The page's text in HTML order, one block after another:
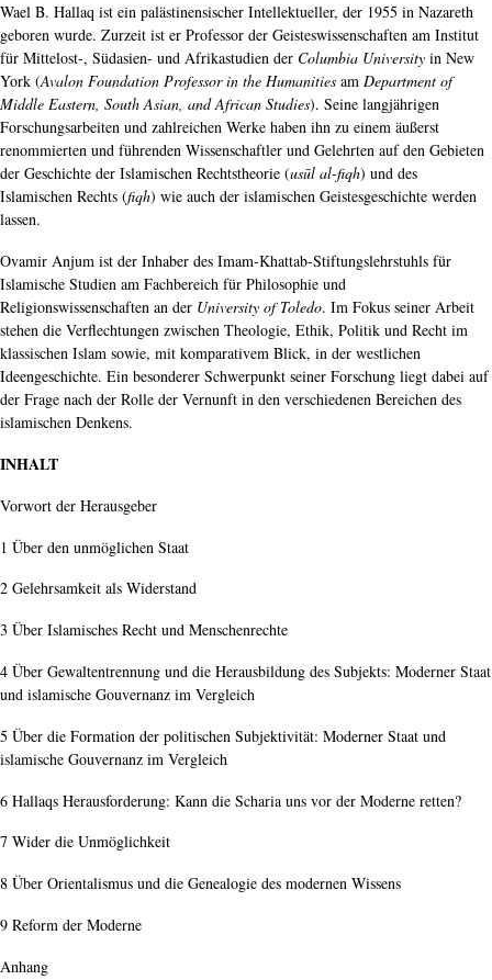
Wael B. Hallaq ist ein palästinensischer Intellektueller, der 1955 in Nazareth
geboren wurde. Zurzeit ist er Professor der Geisteswissenschaften am Institut
für Mittelost-, Südasien- und Afrikastudien der Columbia University in New
York (Avalon Foundation Professor in the Humanities am Department of
Middle Eastern, South Asian, and African Studies). Seine langjährigen
Forschungsarbeiten und zahlreichen Werke haben ihn zu einem äußerst
renommierten und führenden Wissenschaftler und Gelehrten auf den Gebieten
der Geschichte der Islamischen Rechtstheorie (usūl al-fiqh) und des
Islamischen Rechts (fiqh) wie auch der islamischen Geistesgeschichte werden
lassen.
Ovamir Anjum ist der Inhaber des Imam-Khattab-Stiftungslehrstuhls für
Islamische Studien am Fachbereich für Philosophie und
Religionswissenschaften an der University of Toledo. Im Fokus seiner Arbeit
stehen die Verflechtungen zwischen Theologie, Ethik, Politik und Recht im
klassischen Islam sowie, mit komparativem Blick, in der westlichen
Ideengeschichte. Ein besonderer Schwerpunkt seiner Forschung liegt dabei auf
der Frage nach der Rolle der Vernunft in den verschiedenen Bereichen des
islamischen Denkens.
INHALT
Vorwort der Herausgeber
1 Über den unmöglichen Staat
2 Gelehrsamkeit als Widerstand
3 Über Islamisches Recht und Menschenrechte
4 Über Gewaltentrennung und die Herausbildung des Subjekts: Moderner Staat
und islamische Gouvernanz im Vergleich
5 Über die Formation der politischen Subjektivität: Moderner Staat und
islamische Gouvernanz im Vergleich
6 Hallaqs Herausforderung: Kann die Scharia uns vor der Moderne retten?
7 Wider die Unmöglichkeit
8 Über Orientalismus und die Genealogie des modernen Wissens
9 Reform der Moderne
Anhang